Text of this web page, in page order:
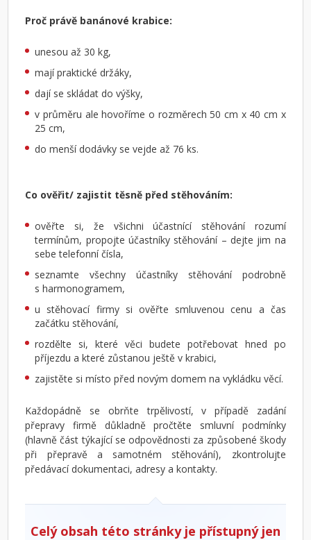
Proč právě banánové krabice:
unesou až 30 kg,
mají praktické držáky,
dají se skládat do výšky,
v průměru ale hovoříme o rozměrech 50 cm x 40 cm x
25 cm,
do menší dodávky se vejde až 76 ks.
Co ověřit/ zajistit těsně před stěhováním:
ověřte si, že všichni účastnící stěhování rozumí
termínům, propojte účastníky stěhování – dejte jim na
sebe telefonní čísla,
seznamte všechny účastníky stěhování podrobně
s harmonogramem,
u stěhovací firmy si ověřte smluvenou cenu a čas
začátku stěhování,
rozdělte si, které věci budete potřebovat hned po
příjezdu a které zůstanou ještě v krabici,
zajistěte si místo před novým domem na vykládku věcí.
Každopádně se obrňte trpělivostí, v případě zadání
přepravy firmě důkladně pročtěte smluvní podmínky
(hlavně část týkající se odpovědnosti za způsobené škody
při přepravě a samotném stěhování), zkontrolujte
předávací dokumentaci, adresy a kontakty.
Celý obsah této stránky je přístupný jen